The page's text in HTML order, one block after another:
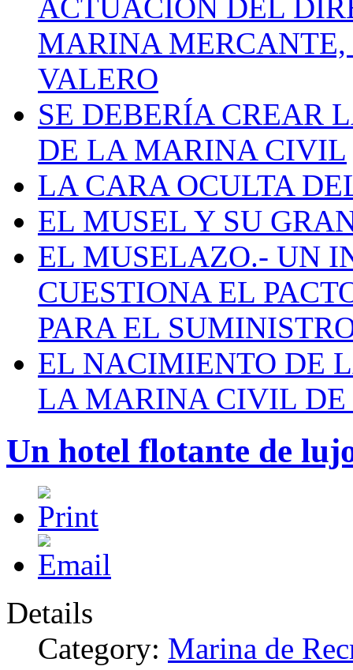
ACTUACION DEL
MARINA
VALERO
SE DEBERÍA CREAR
DE LA MARINA CIVIL
LA CARA OCULTA
EL MUSEL Y SU
EL MUSELAZO.- UN
CUESTIONA EL
PARA EL
EL NACIMIENTO DE
LA MARINA CIVIL DE
Un hotel flotante de
Details
Category: Marina de